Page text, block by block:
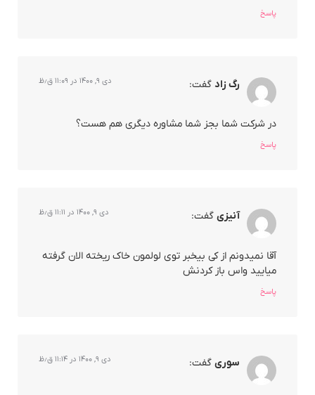
پاسخ
رگ زاد گفت: دی ۹, ۱۴۰۰ در ۱۱:۰۹ ق٫ظ
در شرکت شما بجز شما مشاوره دیگری هم هست؟
پاسخ
آنیزی گفت: دی ۹, ۱۴۰۰ در ۱۱:۱۱ ق٫ظ
آقا نمیدونم از کی بیخبر توی لولمون خاک ریخته الان گرفته
میایید واس باز کردنش
پاسخ
سوری گفت: دی ۹, ۱۴۰۰ در ۱۱:۱۴ ق٫ظ